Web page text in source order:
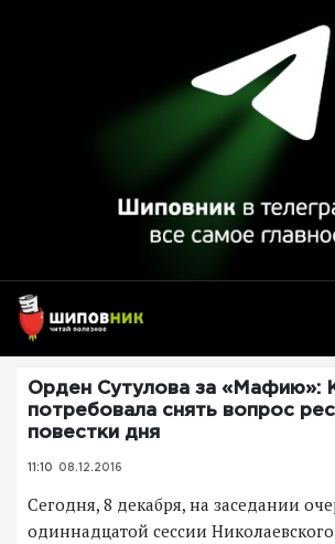
Орден Сутулова за «Мафию»:
потребовала снять вопрос
повестки дня
11:10 08.12.2016
Сегодня, 8 декабря, на заседании
одиннадцатой сессии